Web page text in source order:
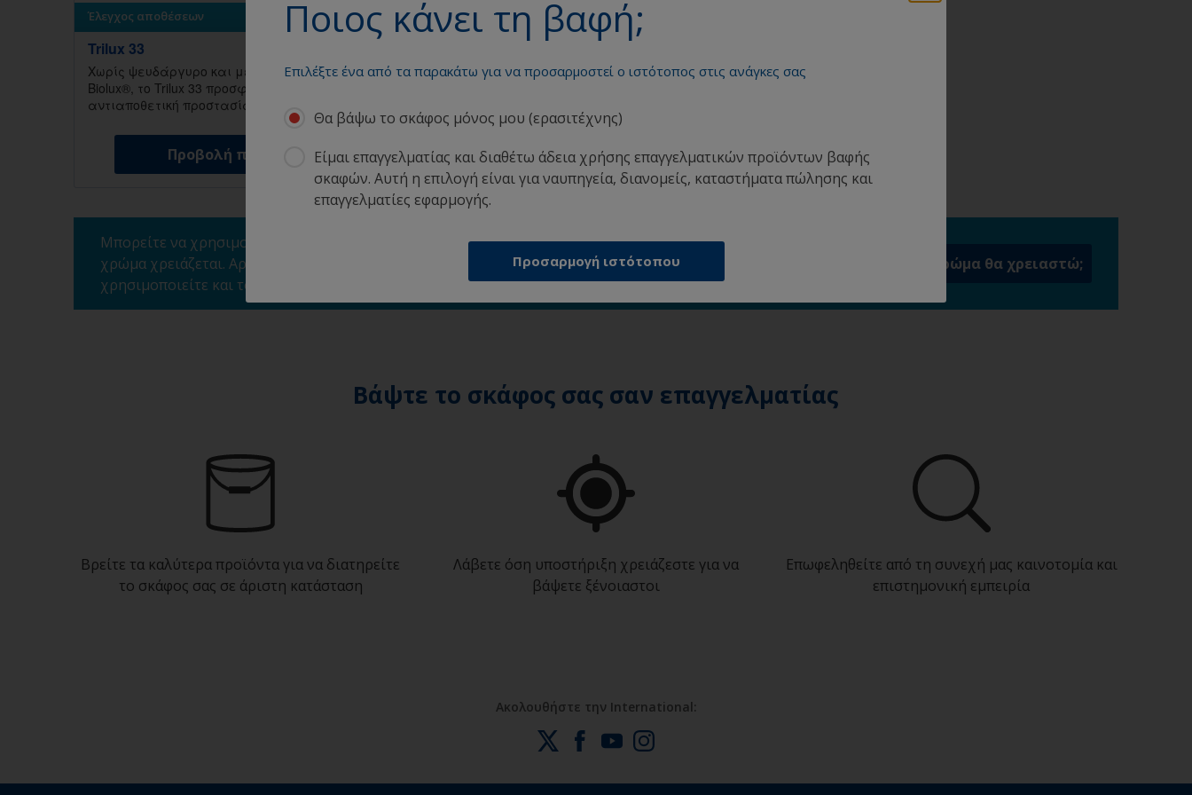
Έλεγχος αποθέσεων
Trilux 33
Χωρίς ψευδάργυρο και με ειδική σύνθεση με
Biolux®, το Trilux 33 προσφέρει απίστευτη
αντιαποθετική προστασία σε κάθε τύπο νερού.
Προβολή προϊόντος
Έλεγχος αποθέσεων
Υφαλόχρωμα συμβατό με αλουμίνιο, για
Προβολή προϊόντος
Μπορείτε να χρησιμοποιήσετε το εργαλείο μας υπολογισμού χρώματος για να προσδιορίσετε πόσο
χρώμα χρειάζεται. Αρκεί να καταχωρήσετε τον τύπο και τις διαστάσεις του σκάφους σας, το προϊόν που
χρησιμοποιείτε και τον αριθμό των απαιτούμενων στρώσεων, για να λάβετε μια χρήσιμη εκτίμηση.
Πόσο χρώμα θα χρειαστώ;
Ποιος κάνει τη βαφή;
Επιλέξτε ένα από τα παρακάτω για να προσαρμοστεί ο ιστότοπος στις ανάγκες σας
Θα βάψω το σκάφος μόνος μου (ερασιτέχνης)
Είμαι επαγγελματίας και διαθέτω άδεια χρήσης επαγγελματικών προϊόντων βαφής
σκαφών. Αυτή η επιλογή είναι για ναυπηγεία, διανομείς, καταστήματα πώλησης και
επαγγελματίες εφαρμογής.
Προσαρμογή ιστότοπου
Βάψτε το σκάφος σας σαν επαγγελματίας
Βρείτε τα καλύτερα προϊόντα για να διατηρείτε
το σκάφος σας σε άριστη κατάσταση
Λάβετε όση υποστήριξη χρειάζεστε για να
βάψετε ξένοιαστοι
Επωφεληθείτε από τη συνεχή μας καινοτομία και
επιστημονική εμπειρία
Ακολουθήστε την International: